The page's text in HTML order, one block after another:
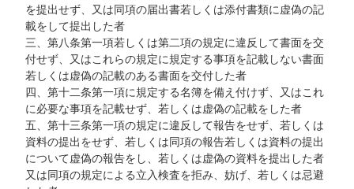
を提出せず、又は同項の届出書若しくは添付書類に虚偽の記
載をして提出した者
三、第八条第一項若しくは第二項の規定に違反して書面を交
付せず、又はこれらの規定に規定する事項を記載しない書面
若しくは虚偽の記載のある書面を交付した者
四、第十二条第一項に規定する名簿を備え付けず、又はこれ
に必要な事項を記載せず、若しくは虚偽の記載をした者
五、第十三条第一項の規定に違反して報告をせず、若しくは
資料の提出をせず、若しくは同項の報告若しくは資料の提出
について虚偽の報告をし、若しくは虚偽の資料を提出した者
又は同項の規定による立入検査を拒み、妨げ、若しくは忌避